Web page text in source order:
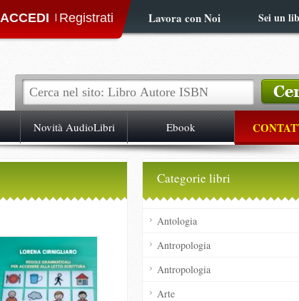
| Lavora con Noi Sei un
Novità AudioLibri Ebook
Categorie libri
Antologia
Antropologia
Antropologia
Arte